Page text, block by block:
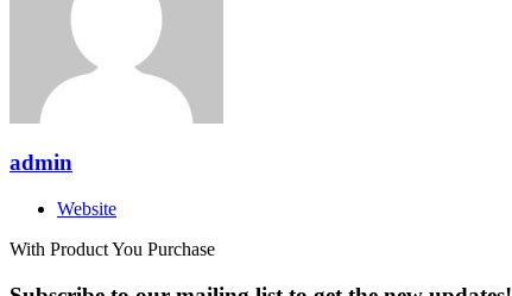
admin
Website
With Product You Purchase